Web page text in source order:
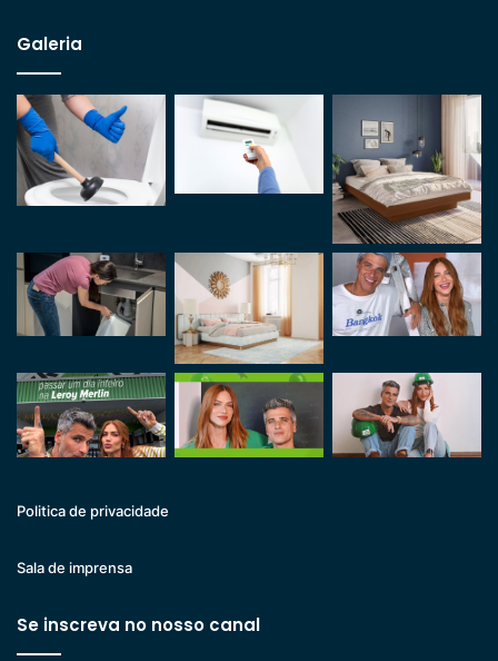
Galeria
Politica de privacidade
Sala de imprensa
Se inscreva no nosso canal